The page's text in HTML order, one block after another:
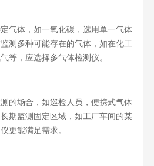
体，如一氧化碳，选用单一气体
测多种可能存在的气体，如在化工
等，应选择多气体检测仪。
场合，如巡检人员，便携式气体
期监测固定区域，如工厂车间的某
更能满足需求。